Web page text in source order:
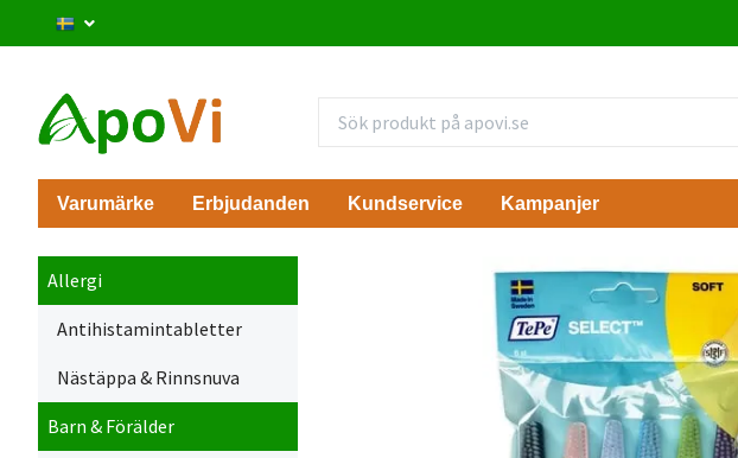
Varumärke Erbjudanden Kundservice Kampanjer
Allergi
Antihistamintabletter
Nästäppa & Rinnsnuva
Barn & Förälder